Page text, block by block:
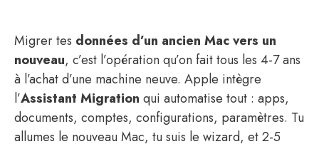
Migrer tes données d’un ancien Mac vers un
nouveau, c’est l’opération qu’on fait tous les 4-7 ans
à l’achat d’une machine neuve. Apple intègre
l’Assistant Migration qui automatise tout : apps,
documents, comptes, configurations, paramètres. Tu
allumes le nouveau Mac, tu suis le wizard, et 2-5